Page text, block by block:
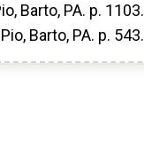
Barto, PA. p. 1103.
Barto, PA. p. 543.